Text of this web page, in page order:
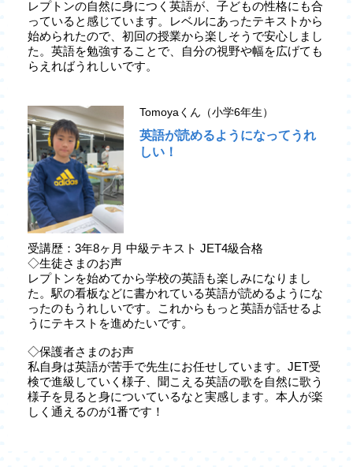
レプトンの自然に身につく英語が、子どもの性格にも合
っていると感じています。レベルにあったテキストから
始められたので、初回の授業から楽しそうで安心しまし
た。英語を勉強することで、自分の視野や幅を広げても
らえればうれしいです。
Tomoyaくん（小学6年生）
英語が読めるようになってうれ
しい！
受講歴：3年8ヶ月 中級テキスト JET4級合格
◇生徒さまのお声
レプトンを始めてから学校の英語も楽しみになりまし
た。駅の看板などに書かれている英語が読めるようにな
ったのもうれしいです。これからもっと英語が話せるよ
うにテキストを進めたいです。
◇保護者さまのお声
私自身は英語が苦手で先生にお任せしています。JET受
検で進級していく様子、聞こえる英語の歌を自然に歌う
様子を見ると身についているなと実感します。本人が楽
しく通えるのが1番です！